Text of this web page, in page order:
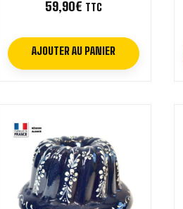
59,90€ TTC
AJOUTER AU PANIER